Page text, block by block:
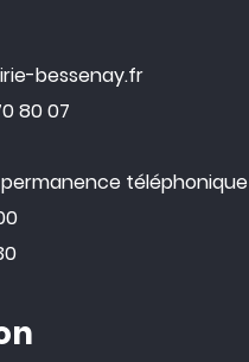
bessenay.fr
80 07
téléphonique